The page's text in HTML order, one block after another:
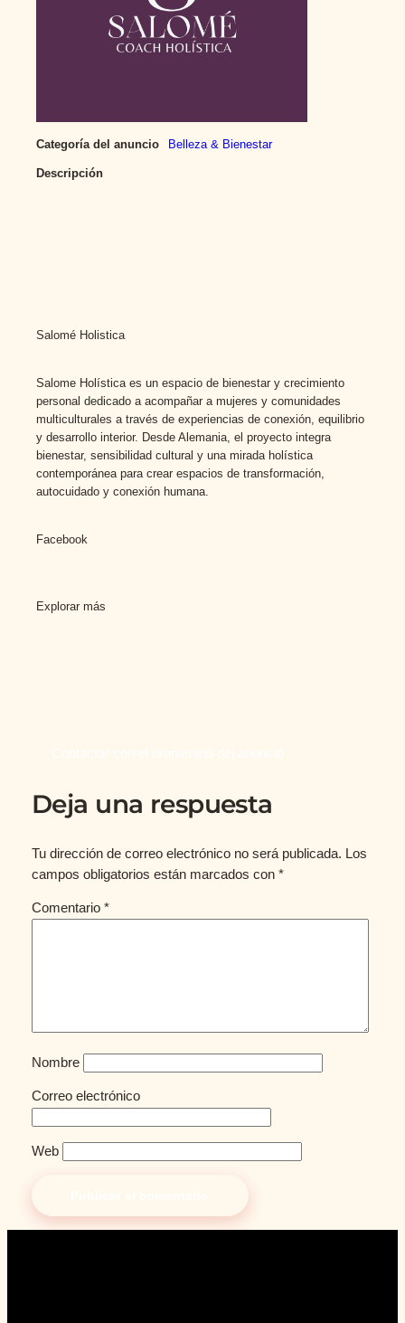
Categoría del anuncio Belleza & Bienestar
Descripción
Salomé Holistica
Salome Holística es un espacio de bienestar y crecimiento
personal dedicado a acompañar a mujeres y comunidades
multiculturales a través de experiencias de conexión, equilibrio
y desarrollo interior. Desde Alemania, el proyecto integra
bienestar, sensibilidad cultural y una mirada holística
contemporánea para crear espacios de transformación,
autocuidado y conexión humana.
Facebook
Explorar más
Deja una respuesta
Tu dirección de correo electrónico no será publicada. Los
campos obligatorios están marcados con *
Comentario *
Nombre
Correo electrónico
Web